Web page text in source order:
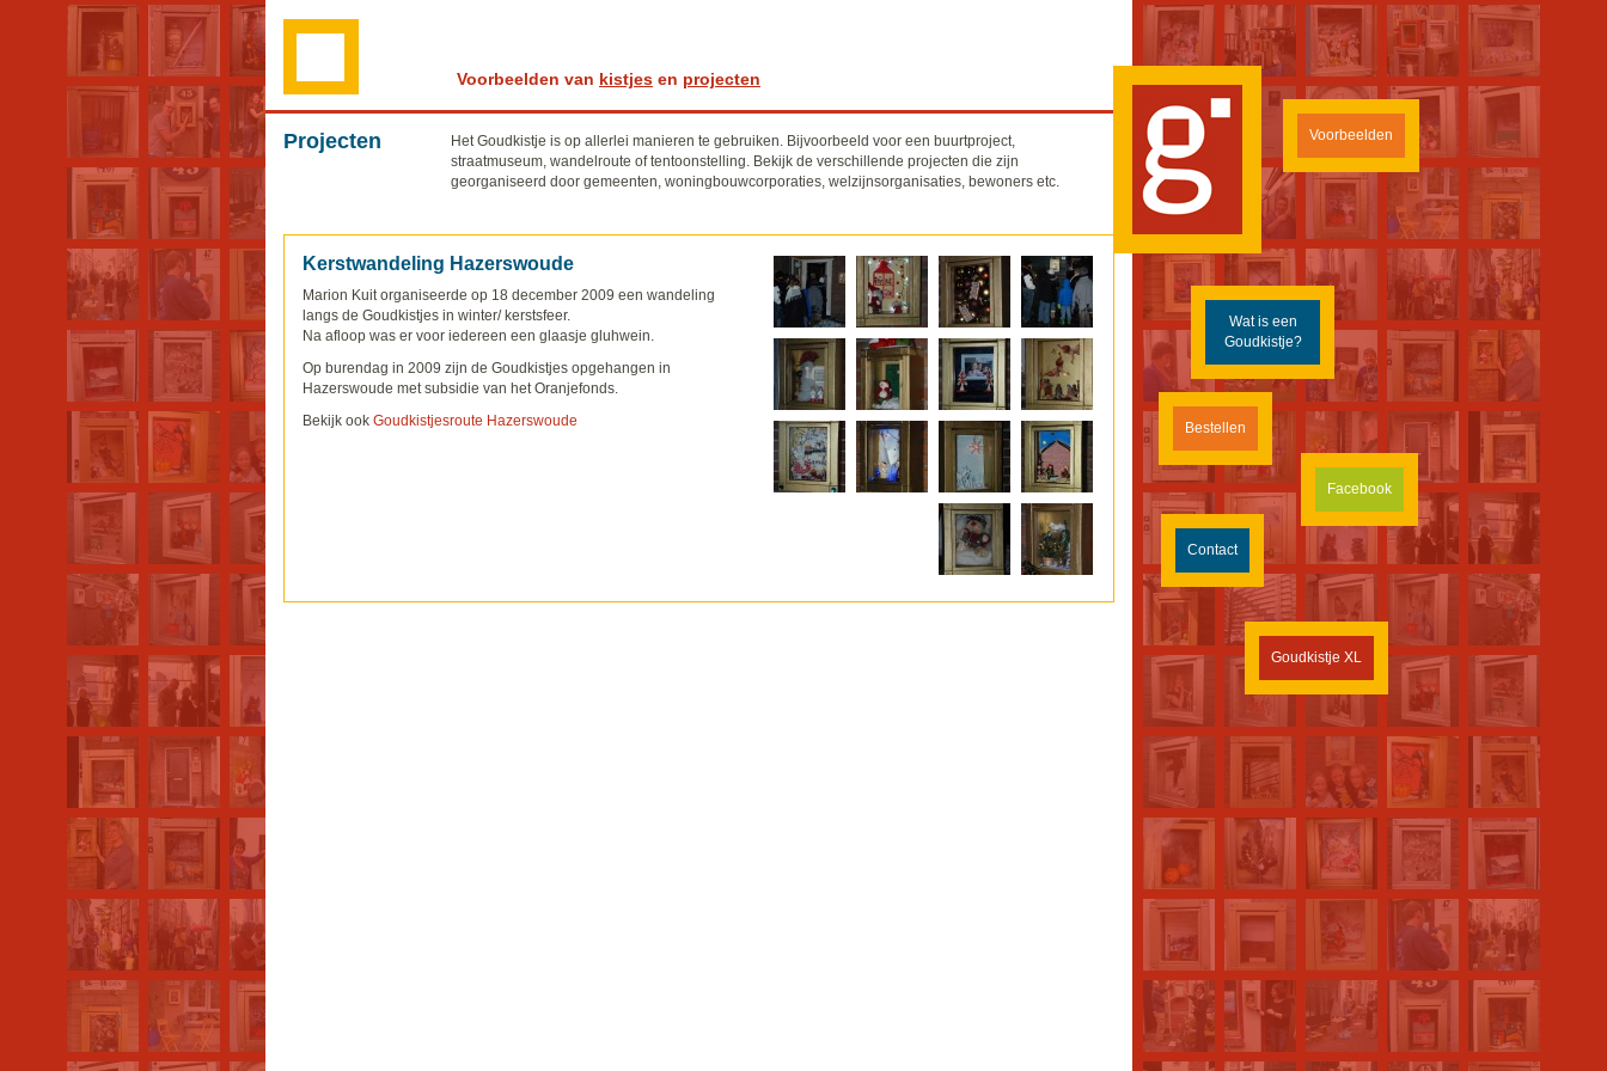
Voorbeelden
Wat is een
Goudkistje?
Bestellen
Facebook
Contact
Goudkistje XL
Voorbeelden van kistjes en projecten
Projecten
Het Goudkistje is op allerlei manieren te gebruiken. Bijvoorbeeld voor een buurtproject,
straatmuseum, wandelroute of tentoonstelling. Bekijk de verschillende projecten die zijn
georganiseerd door gemeenten, woningbouwcorporaties, welzijnsorganisaties, bewoners etc.
Kerstwandeling Hazerswoude
Marion Kuit organiseerde op 18 december 2009 een wandeling
langs de Goudkistjes in winter/ kerstsfeer.
Na afloop was er voor iedereen een glaasje gluhwein.
Op burendag in 2009 zijn de Goudkistjes opgehangen in
Hazerswoude met subsidie van het Oranjefonds.
Bekijk ook Goudkistjesroute Hazerswoude